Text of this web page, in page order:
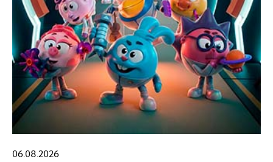
06.08.2026